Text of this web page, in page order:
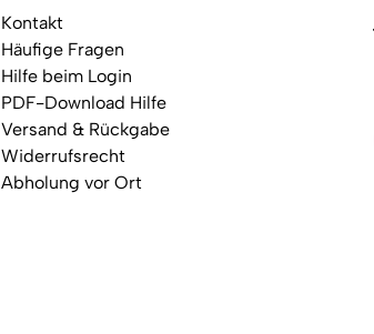
Kontakt
Häufige Fragen
Hilfe beim Login
PDF-Download Hilfe
Versand & Rückgabe
Widerrufsrecht
Abholung vor Ort